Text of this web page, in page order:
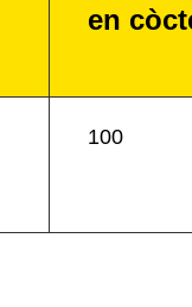
en
100